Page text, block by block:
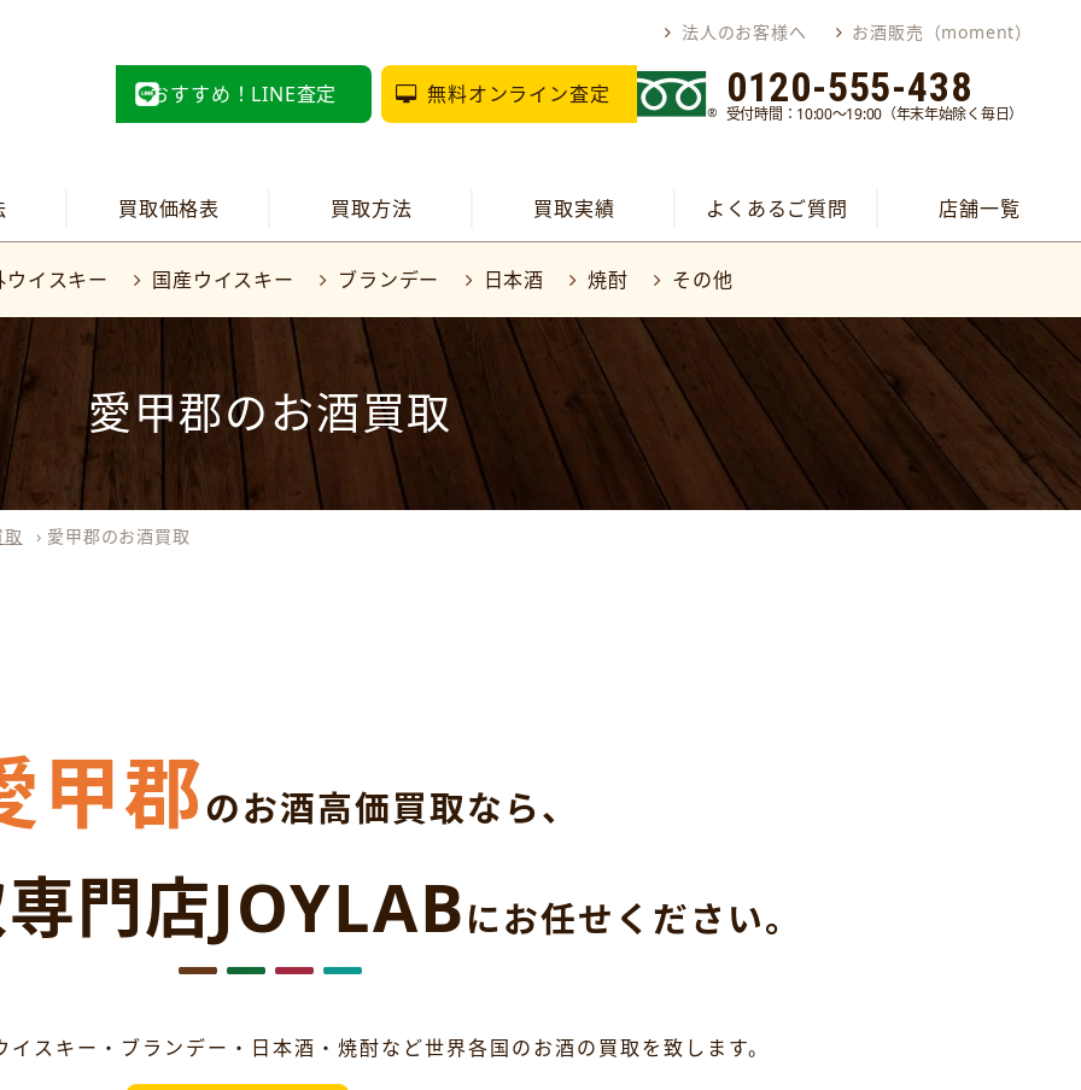
法人のお客様へ お酒販売（moment）
おすすめ！LINE査定 無料オンライン査定 0120-555-438
受付時間：10:00～19:00（年末年始除く毎日）
買取価格表 買取方法 買取実績 よくあるご質問 店舗一覧
ウイスキー 国産ウイスキー ブランデー 日本酒 焼酎 その他
愛甲郡のお酒買取
› 愛甲郡のお酒買取
甲郡のお酒高価買取なら、
門店JOYLABにお任せください。
スキー・ブランデー・日本酒・焼酎など世界各国のお酒の買取を致します。